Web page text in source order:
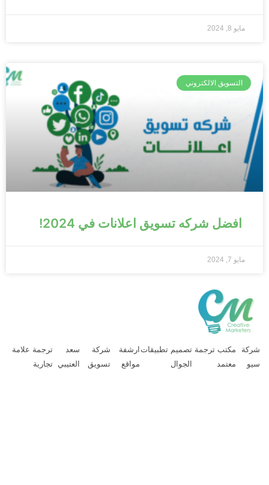
مايو 8, 2024
التسويق الالكتروني
افضل شركه تسويق اعلانات في 2024!
مايو 7, 2024
مكتب ترجمة
معتمد
تصميم تطبيقات
الجوال
ارشفة
مواقع
شركة
تسويق
سعد
العتيبي
ترجمة علامة
تجارية